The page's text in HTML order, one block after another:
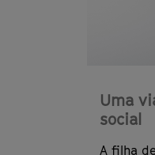
Uma
social
A filha